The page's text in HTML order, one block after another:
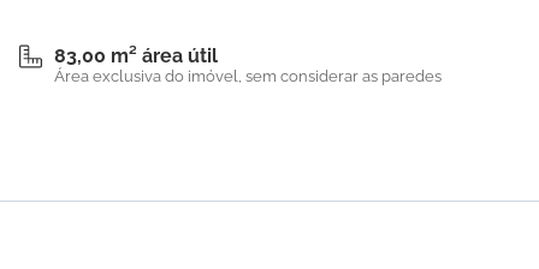
83,00 m² área útil
Área exclusiva do imóvel, sem considerar as paredes